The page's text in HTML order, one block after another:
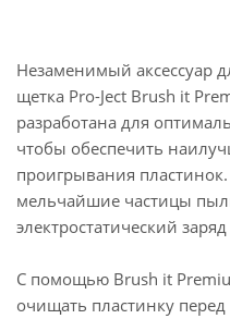
Незаменимый аксессуар
щетка Pro-Ject Brush it
разработана для
чтобы обеспечить
проигрывания
мельчайшие частицы
электростатический
С помощью Brush it
очищать пластинку